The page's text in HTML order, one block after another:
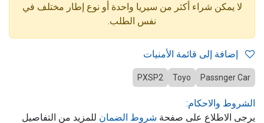
لا يمكن شراء أكثر من سيريا واحدة أو نوع إطار مختلف في
نفس الطلب.
Passnger Car
Toyo
PXSP2
الشروط والاحكام:
يرجى الاطلاع على صفحة شروط الضمان للمزيد من التفاصيل